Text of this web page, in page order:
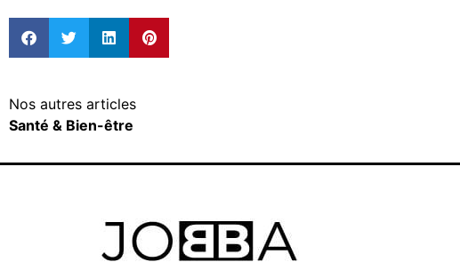
Nos autres articles
Santé & Bien-être